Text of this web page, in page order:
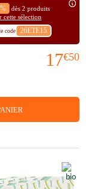
dès 2 produits
cette sélection
code 26ETE15
17€50